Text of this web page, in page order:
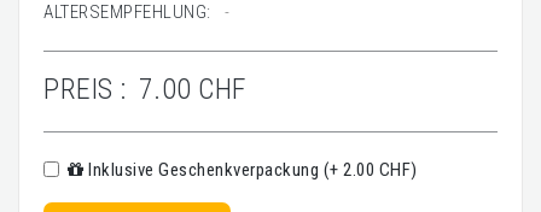
ALTERSEMPFEHLUNG:
-
PREIS : 7.00 CHF
Inklusive Geschenkverpackung (+ 2.00 CHF)